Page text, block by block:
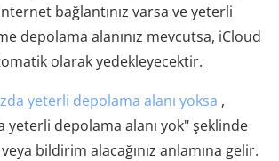
bağlantınız varsa ve yeterli
depolama alanınız mevcutsa, iCloud
olarak yedekleyecektir.
yeterli depolama alanı yoksa ,
yeterli depolama alanı yok" şeklinde
bildirim alacağınız anlamına gelir.